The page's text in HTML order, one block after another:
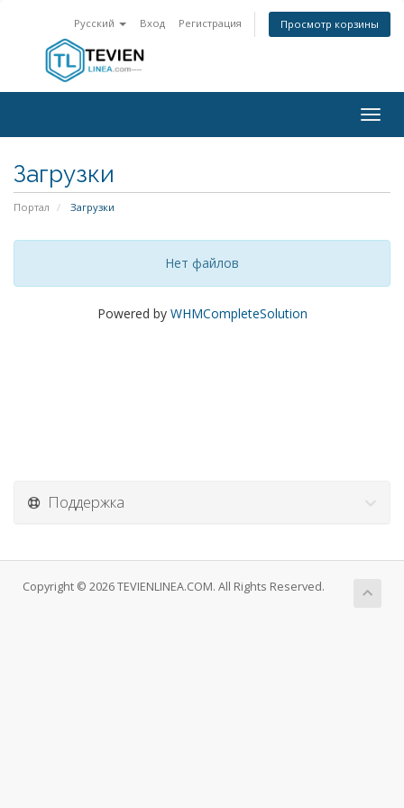
Русский Вход Регистрация Просмотр корзины
Загрузки
Портал Загрузки
Нет файлов
Powered by WHMCompleteSolution
Поддержка
Copyright © 2026 TEVIENLINEA.COM. All Rights Reserved.